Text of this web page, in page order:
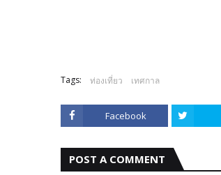
Tags: ท่องเที่ยว เทศกาล
Facebook
POST A COMMENT